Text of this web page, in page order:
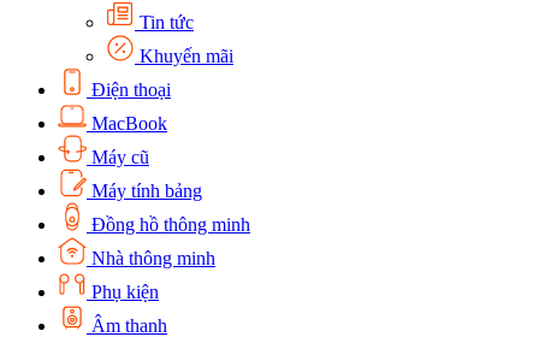
Tin tức
Khuyến mãi
Điện thoại
MacBook
Máy cũ
Máy tính bảng
Đồng hồ thông minh
Nhà thông minh
Phụ kiện
Âm thanh